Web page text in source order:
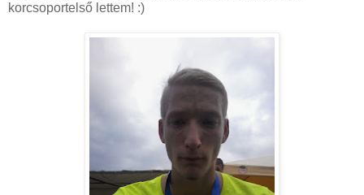
korcsoportelső lettem! :)